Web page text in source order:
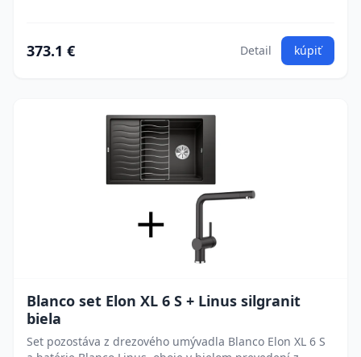
373.1 € Detail kúpiť
Blanco set Elon XL 6 S + Linus silgranit
biela
Set pozostáva z drezového umývadla Blanco Elon XL 6 S